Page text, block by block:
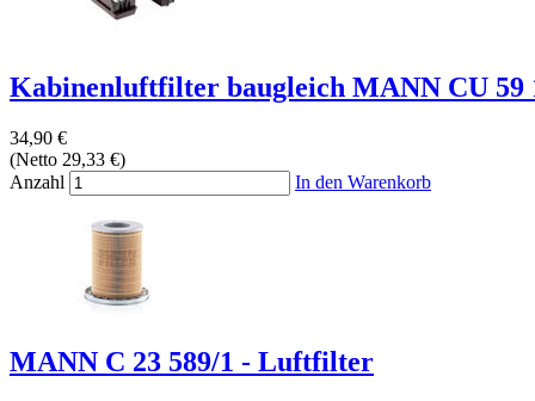
Kabinenluftfilter baugleich MANN CU 59
34,90 €
(Netto 29,33 €)
Anzahl
In den Warenkorb
MANN C 23 589/1 - Luftfilter